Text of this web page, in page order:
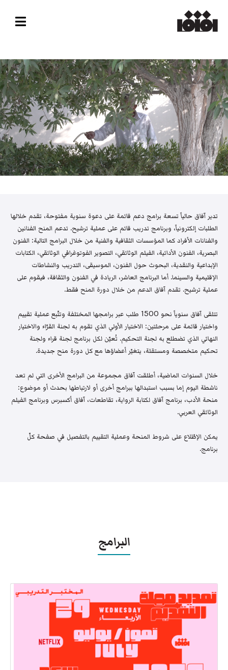
تدير آفاق حالياً تسعة برامج دعم قائمة على دعوة سنوية مفتوحة، تقدم خلالها
الطلبات إلكترونياً، وبرنامج تدريب قائم على عملية ترشيح. تدعم المنح الفنانين
والفنانات الأفراد كما المؤسسات الثقافية والفنية من خلال البرامج التالية: الفنون
البصرية، الفنون الأدائية، الفيلم الوثائقي، التصوير الفوتوغرافي الوثائقي، الكتابات
الإبداعية والنقدية، البحوث حول الفنون، الموسيقى، التدريب والنشاطات
الإقليمية والسينما. أما البرنامج العاشر، الريادة في الفنون والثقافة، فيقوم على
عملية ترشيح. تقدم آفاق الدعم من خلال دورة المنح فقط.
تتلقى آفاق سنوياً نحو 1500 طلب عبر برامجها المختلفة وتتّبع عملية تقييم
واختيار قائمة على مرحلتين: الاختيار الأولي الذي تقوم به لجنة القرّاء والاختيار
النهائي الذي تضطلع به لجنة التحكيم. تُعيّن لكل برنامج لجنة قراء ولجنة
تحكيم متخصصة ومستقلة، يتغيّر أعضاؤها مع كل دورة منح جديدة.
خلال السنوات الماضية، أطلقت آفاق مجموعة من البرامج الأخرى التي لم تعد
ناشطة اليوم إما بسبب استبدالها ببرامج أخرى أو لارتباطها بحدث أو موضوع:
منحة الأدب، برنامج آفاق لكتابة الرواية، تقاطعات، آفاق أكسبرس وبرنامج الفيلم
الوثائقي العربي.
يمكن الإطّلاع على شروط المنحة وعملية التقييم بالتفصيل في صفحة كلّ
برنامج.
البرامج